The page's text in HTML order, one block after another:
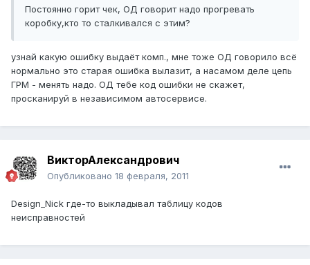
Постоянно горит чек, ОД говорит надо прогревать
коробку,кто то сталкивался с этим?
узнай какую ошибку выдаёт комп., мне тоже ОД говорило всё
нормально это старая ошибка вылазит, а насамом деле цепь
ГРМ - менять надо. ОД тебе код ошибки не скажет,
просканируй в независимом автосервисе.
ВикторАлександрович
Опубликовано 18 февраля, 2011
Design_Nick где-то выкладывал таблицу кодов
неисправностей